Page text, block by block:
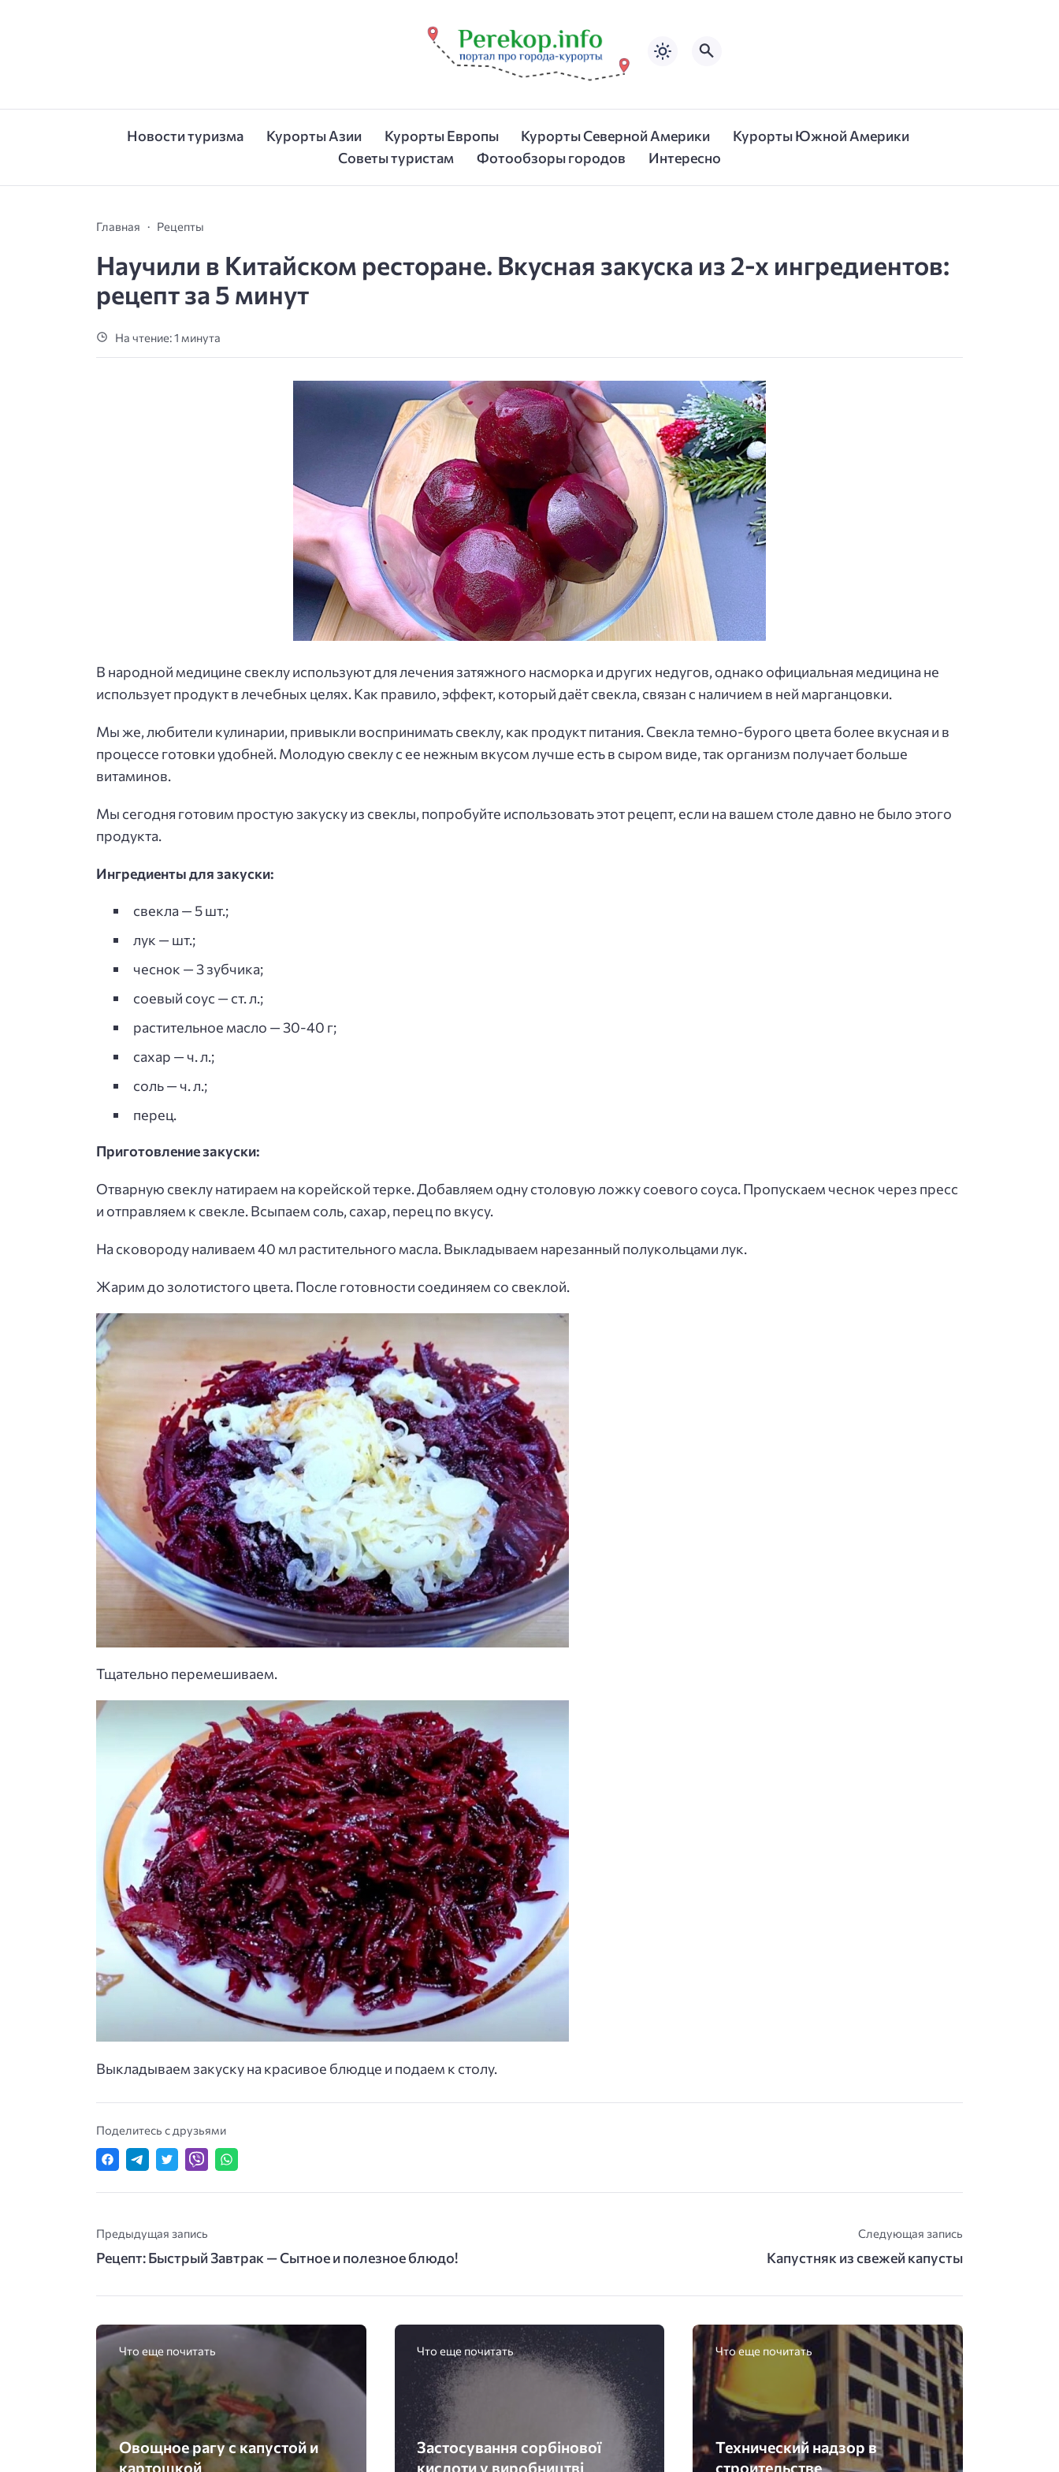
Новости туризма Курорты Азии Курорты Европы Курорты Северной Америки
Курорты Южной Америки
Советы туристам
Фотообзоры городов Интересно
Главная Рецепты
Научили в Китайском ресторане. Вкусная закуска из 2-х ингредиентов:
рецепт за 5 минут
На чтение: 1 минута
В народной медицине свеклу используют для лечения затяжного насморка и других недугов, однако официальная медицина не
использует продукт в лечебных целях. Как правило, эффект, который даёт свекла, связан с наличием в ней марганцовки.
Мы же, любители кулинарии, привыкли воспринимать свеклу, как продукт питания. Свекла темно-бурого цвета более вкусная и в
процессе готовки удобней. Молодую свеклу с ее нежным вкусом лучше есть в сыром виде, так организм получает больше
витаминов.
Мы сегодня готовим простую закуску из свеклы, попробуйте использовать этот рецепт, если на вашем столе давно не было этого
продукта.
Ингредиенты для закуски:
свекла — 5 шт.;
лук — шт.;
чеснок — 3 зубчика;
соевый соус — ст. л.;
растительное масло — 30-40 г;
сахар — ч. л.;
соль — ч. л.;
перец.
Приготовление закуски:
Отварную свеклу натираем на корейской терке. Добавляем одну столовую ложку соевого соуса. Пропускаем чеснок через пресс
и отправляем к свекле. Всыпаем соль, сахар, перец по вкусу.
На сковороду наливаем 40 мл растительного масла. Выкладываем нарезанный полукольцами лук.
Жарим до золотистого цвета. После готовности соединяем со свеклой.
Тщательно перемешиваем.
Выкладываем закуску на красивое блюдце и подаем к столу.
Поделитесь с друзьями
Предыдущая запись
Рецепт: Быстрый Завтрак — Сытное и полезное блюдо!
Следующая запись
Капустняк из свежей капусты
Что еще почитать
Овощное рагу с капустой и
картошкой
Что еще почитать
Застосування сорбінової
кислоти у виробництві
Что еще почитать
Технический надзор в
строительстве